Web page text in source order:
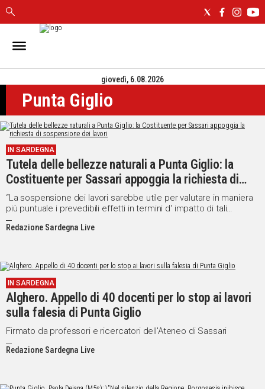
IN
CAGLIARI
SASSARI
NUORO
ORISTANO
SULCIS
GALLURA
OGLIASTRA
CAMPIDANO
POLITICA
IN
ITALIA
NEL
MONDO
SPORT
EVENTI
giovedì, 6.08.2026
Punta Giglio
IN SARDEGNA
Tutela delle bellezze naturali a Punta Giglio: la
Costituente per Sassari appoggia la richiesta di
sospensione dei lavori
“La sospensione dei lavori sarebbe utile per valutare in maniera
più puntuale i prevedibili effetti in termini d' impatto di tali
interventi sull'ecosistema e i valori paesaggistici dei luoghi”,
afferma la portavoce in una nota
Redazione Sardegna Live
IN SARDEGNA
Alghero. Appello di 40 docenti per lo stop ai lavori
sulla falesia di Punta Giglio
Firmato da professori e ricercatori dell'Ateneo di Sassari
Redazione Sardegna Live